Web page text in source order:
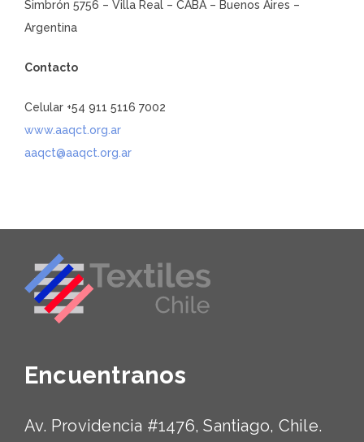
Simbrón 5756 – Villa Real – CABA – Buenos Aires –
Argentina
Contacto
Celular +54 911 5116 7002
www.aaqct.org.ar
aaqct@aaqct.org.ar
Encuentranos
Av. Providencia #1476, Santiago, Chile.